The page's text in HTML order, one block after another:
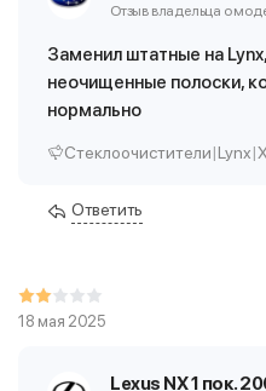
Отзыв владельца о
Заменил штатные на
неочищенные полоски,
нормально
Стеклоочистители|Lynx|
Ответить
18 мая 2025
Lexus NX 1 пок.